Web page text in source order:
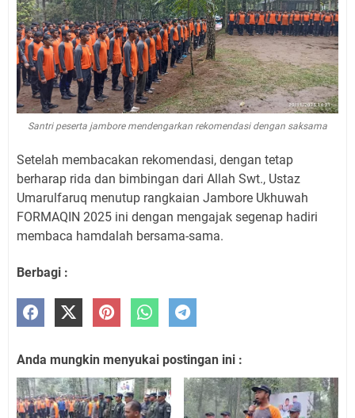
Santri peserta jambore mendengarkan rekomendasi dengan saksama
Setelah membacakan rekomendasi, dengan tetap
berharap rida dan bimbingan dari Allah Swt., Ustaz
Umarulfaruq menutup rangkaian Jambore Ukhuwah
FORMAQIN 2025 ini dengan mengajak segenap hadiri
membaca hamdalah bersama-sama.
Berbagi :
Anda mungkin menyukai postingan ini :